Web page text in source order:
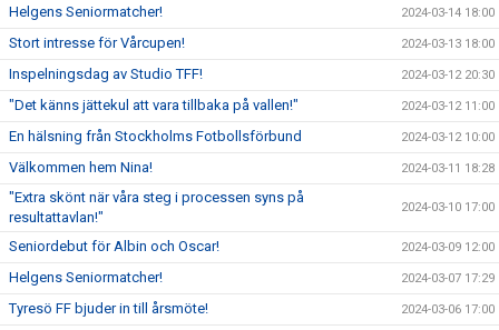
Helgens Seniormatcher! 2024-03-14 18:00
Stort intresse för Vårcupen! 2024-03-13 18:00
Inspelningsdag av Studio TFF! 2024-03-12 20:30
"Det känns jättekul att vara tillbaka på vallen!" 2024-03-12 11:00
En hälsning från Stockholms Fotbollsförbund 2024-03-12 10:00
Välkommen hem Nina! 2024-03-11 18:28
"Extra skönt när våra steg i processen syns på
resultattavlan!"
2024-03-10 17:00
Seniordebut för Albin och Oscar! 2024-03-09 12:00
Helgens Seniormatcher! 2024-03-07 17:29
Tyresö FF bjuder in till årsmöte! 2024-03-06 17:00